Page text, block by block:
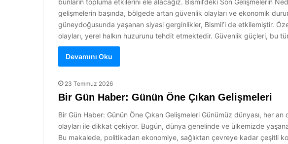
bunların topluma etkilerini ele alacağız. Bismil’deki Son Gelişmelerin
gelişmelerin başında, bölgede artan güvenlik olayları ve ekonomik
güneydoğusunda yaşanan siyasi gerginlikler, Bismil’i de etkilemiştir.
olayları, yerel halkın huzurunu tehdit etmektedir. Güvenlik güçleri, bu
Devamını Oku
23 Temmuz 2026
Bir Gün Haber: Günün Öne Çıkan Gelişmeleri
Bir Gün Haber: Günün Öne Çıkan Gelişmeleri Günümüz dünyası, her
olayları ile dikkat çekiyor. Bugün, dünya genelinde ve ülkemizde
Bu makalede, politikadan ekonomiye, sağlıktan çevreye kadar çeşitli